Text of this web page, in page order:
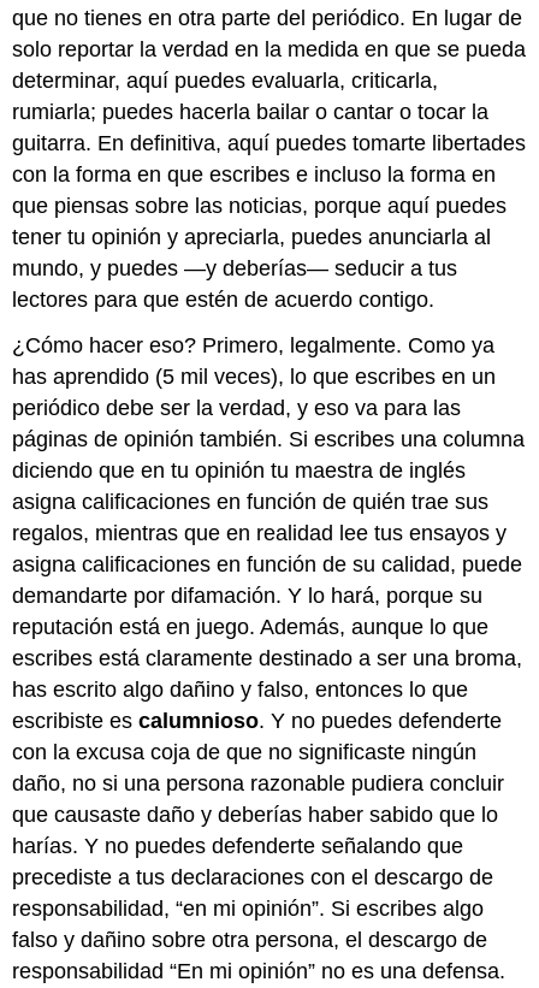
que no tienes en otra parte del periódico. En lugar de
solo reportar la verdad en la medida en que se pueda
determinar, aquí puedes evaluarla, criticarla,
rumiarla; puedes hacerla bailar o cantar o tocar la
guitarra. En definitiva, aquí puedes tomarte libertades
con la forma en que escribes e incluso la forma en
que piensas sobre las noticias, porque aquí puedes
tener tu opinión y apreciarla, puedes anunciarla al
mundo, y puedes —y deberías— seducir a tus
lectores para que estén de acuerdo contigo.
¿Cómo hacer eso? Primero, legalmente. Como ya
has aprendido (5 mil veces), lo que escribes en un
periódico debe ser la verdad, y eso va para las
páginas de opinión también. Si escribes una columna
diciendo que en tu opinión tu maestra de inglés
asigna calificaciones en función de quién trae sus
regalos, mientras que en realidad lee tus ensayos y
asigna calificaciones en función de su calidad, puede
demandarte por difamación. Y lo hará, porque su
reputación está en juego. Además, aunque lo que
escribes está claramente destinado a ser una broma,
has escrito algo dañino y falso, entonces lo que
escribiste escalumnioso. Y no puedes defenderte
con la excusa coja de que no significaste ningún
daño, no si una persona razonable pudiera concluir
que causaste daño y deberías haber sabido que lo
harías. Y no puedes defenderte señalando que
precediste a tus declaraciones con el descargo de
responsabilidad, “en mi opinión”. Si escribes algo
falso y dañino sobre otra persona, el descargo de
responsabilidad “En mi opinión” no es una defensa.